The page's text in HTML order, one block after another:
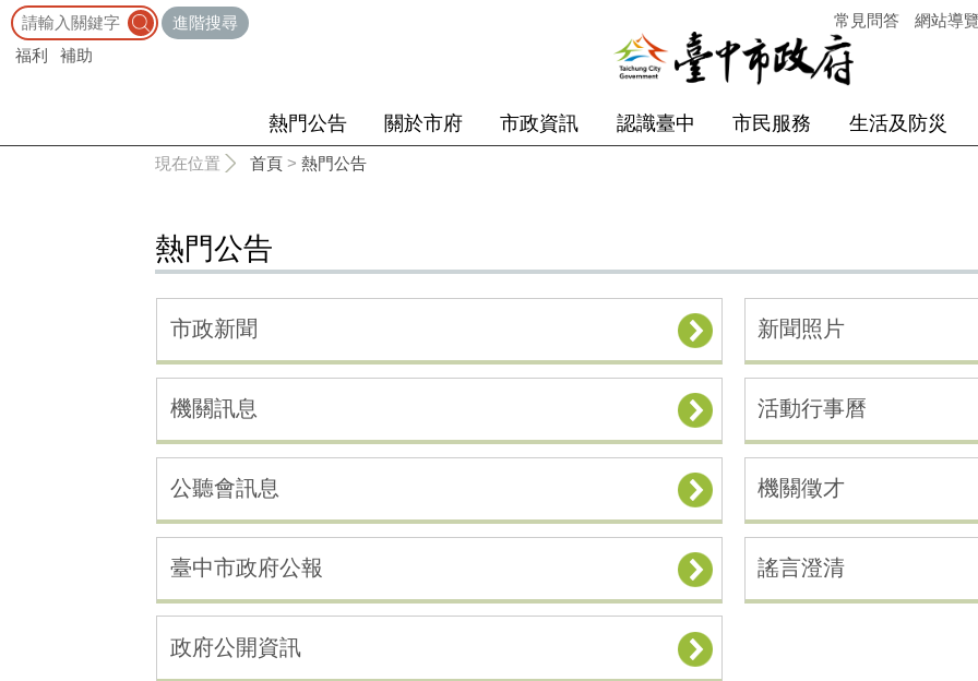
進階搜尋
福利
補助
常見問答 網站導
熱門公告 關於市府 市政資訊 認識臺中 市民服務 生活及防災
現在位置 首頁 > 熱門公告
熱門公告
市政新聞 新聞照片
機關訊息 活動行事曆
公聽會訊息 機關徵才
臺中市政府公報 謠言澄清
政府公開資訊